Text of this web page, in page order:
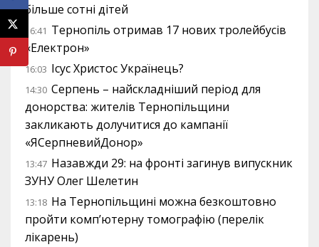
більше сотні дітей
16:41 Тернопіль отримав 17 нових тролейбусів
«Електрон»
16:03 Ісус Христос Українець?
14:30 Серпень – найскладніший період для
донорства: жителів Тернопільщини
закликають долучитися до кампанії
«ЯСерпневийДонор»
13:47 Назавжди 29: на фронті загинув випускник
ЗУНУ Олег Шелетин
13:18 На Тернопільщині можна безкоштовно
пройти комп’ютерну томографію (перелік
лікарень)